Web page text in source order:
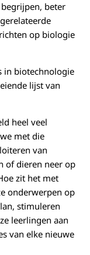
beter
op biologie
in biotechnologie
lijst van
heel veel
met die
van
of dieren neer op
zit het met
onderwerpen op
stimuleren
leerlingen aan
van elke nieuwe